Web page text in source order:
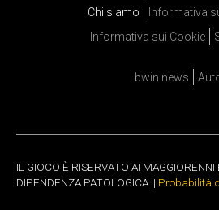
Chi siamo
Informativa
Informativa sui Cookie
bwin news
IL GIOCO È RISERVATO AI MAGGIORENNI
DIPENDENZA PATOLOGICA. | Probabilità